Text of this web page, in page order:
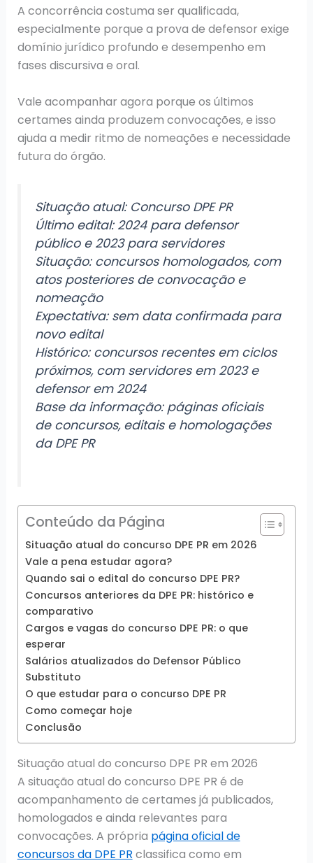
A concorrência costuma ser qualificada,
especialmente porque a prova de defensor exige
domínio jurídico profundo e desempenho em
fases discursiva e oral.
Vale acompanhar agora porque os últimos
certames ainda produzem convocações, e isso
ajuda a medir ritmo de nomeações e necessidade
futura do órgão.
Situação atual: Concurso DPE PR
Último edital: 2024 para defensor
público e 2023 para servidores
Situação: concursos homologados, com
atos posteriores de convocação e
nomeação
Expectativa: sem data confirmada para
novo edital
Histórico: concursos recentes em ciclos
próximos, com servidores em 2023 e
defensor em 2024
Base da informação: páginas oficiais
de concursos, editais e homologações
da DPE PR
Conteúdo da Página
Situação atual do concurso DPE PR em 2026
Vale a pena estudar agora?
Quando sai o edital do concurso DPE PR?
Concursos anteriores da DPE PR: histórico e
comparativo
Cargos e vagas do concurso DPE PR: o que
esperar
Salários atualizados do Defensor Público
Substituto
O que estudar para o concurso DPE PR
Como começar hoje
Conclusão
Situação atual do concurso DPE PR em 2026
A situação atual do concurso DPE PR é de
acompanhamento de certames já publicados,
homologados e ainda relevantes para
convocações. A própria página oficial de
concursos da DPE PR classifica como em